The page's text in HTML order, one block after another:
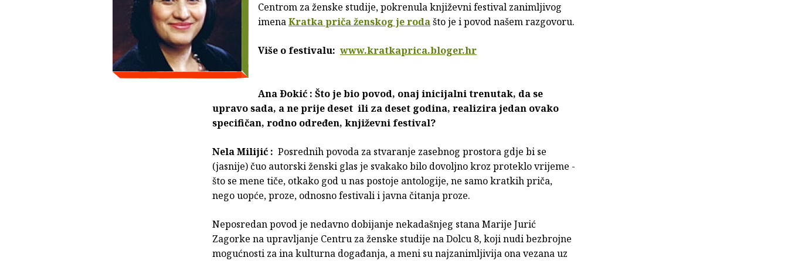
Centrom za ženske studije, pokrenula književni festival zanimljivog
imenaKratka priča ženskog je rodašto je i povod našem razgovoru.
Više o festivalu: www.kratkaprica.bloger.hr
Ana Ðokić : Što je bio povod, onaj inicijalni trenutak, da se
upravo sada, a ne prije deset ili za deset godina, realizira jedan ovako
specifičan, rodno određen, književni festival?
Nela Milijić : Posrednih povoda za stvaranje zasebnog prostora gdje bi se
(jasnije) čuo autorski ženski glas je svakako bilo dovoljno kroz proteklo vrijeme -
što se mene tiče, otkako god u nas postoje antologije, ne samo kratkih priča,
nego uopće, proze, odnosno festivali i javna čitanja proze.
Neposredan povod je nedavno dobijanje nekadašnjeg stana Marije Jurić
Zagorke na upravljanje Centru za ženske studije na Dolcu 8, koji nudi bezbrojne
mogućnosti za ina kulturna događanja, a meni su najzanimljivija ona vezana uz